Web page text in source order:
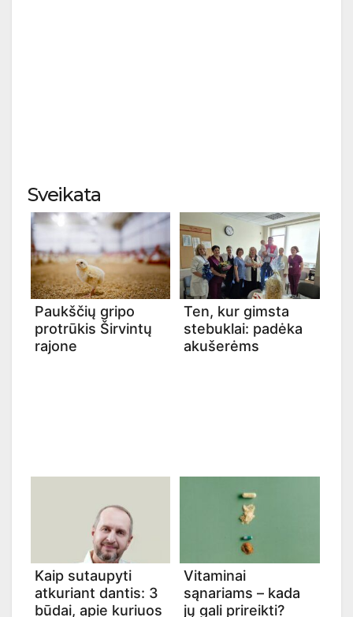
Sveikata
Paukščių gripo
protrūkis Širvintų
rajone
Ten, kur gimsta
stebuklai: padėka
akušerėms
Kaip sutaupyti
atkuriant dantis: 3
būdai, apie kuriuos
Vitaminai
sąnariams – kada
jų gali prireikti?